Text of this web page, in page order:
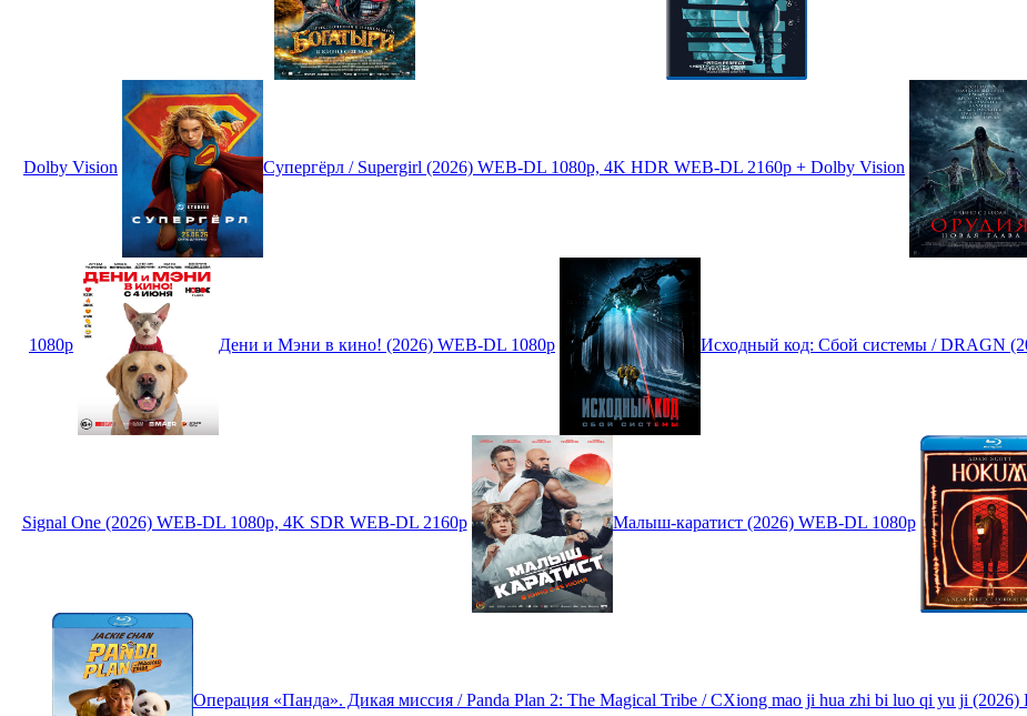
Dolby Vision Супергёрл / Supergirl (2026) WEB-DL 1080p, 4K HDR WEB-DL 2160p + Dolby Vision
1080p Дени и Мэни в кино! (2026) WEB-DL 1080p Исходный код: Сбой системы / DRAGN
Signal One (2026) WEB-DL 1080p, 4K SDR WEB-DL 2160p Малыш-каратист (2026) WEB-DL 1080p
Операция «Панда». Дикая миссия / Panda Plan 2: The Magical Tribe / CXiong mao ji hua zhi bi luo qi yu ji